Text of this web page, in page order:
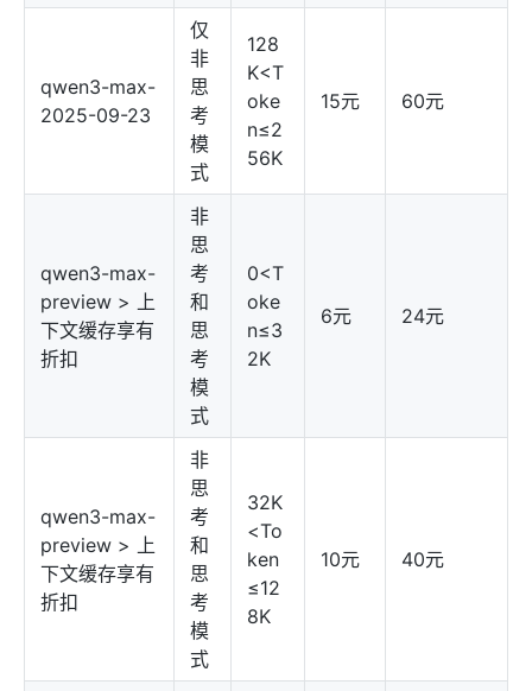
qwen3-max-
2025-09-23
仅
非
思
考
模
式
128
K<T
oke
n≤2
56K
15元 60元
qwen3-max-
preview > 上
下文缓存享有
折扣
非
思
考
和
思
考
模
式
0<T
oke
n≤3
2K
6元 24元
qwen3-max-
preview > 上
下文缓存享有
折扣
非
思
考
和
思
考
模
式
32K
<To
ken
≤12
8K
10元 40元